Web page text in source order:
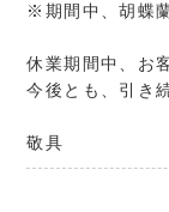
※期間中、胡蝶
休業期間中、お
今後とも、引き
敬具